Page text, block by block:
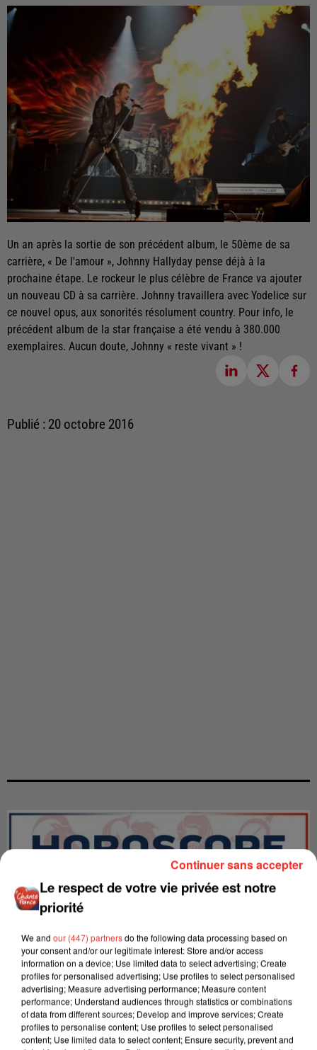
Un an après la sortie de son précédent album, le 50ème de sa
carrière, « De l'amour », Johnny Hallyday pense déjà à la
prochaine étape. Le rockeur le plus célèbre de France va ajouter
un nouveau CD à sa carrière. Johnny travaillera avec Yodelice sur
ce nouvel opus, aux sonorités résolument country. Pour info, le
précédent album de la star française a été vendu à 380.000
exemplaires. Aucun doute, Johnny « reste vivant » !
Publié : 20 octobre 2016
LES INTERVIEWS CHANTE
FRANCE
Voir plus
Le respect de votre vie privée est notre
priorité
We and our (447) partnersdo the following data processing based on
your consent and/or our legitimate interest: Store and/or access
information on a device; Use limited data to select advertising; Create
profiles for personalised advertising; Use profiles to select personalised
advertising; Measure advertising performance; Measure content
performance; Understand audiences through statistics or combinations
of data from different sources; Develop and improve services; Create
profiles to personalise content; Use profiles to select personalised
content; Use limited data to select content; Ensure security, prevent and
Continuer sans accepter